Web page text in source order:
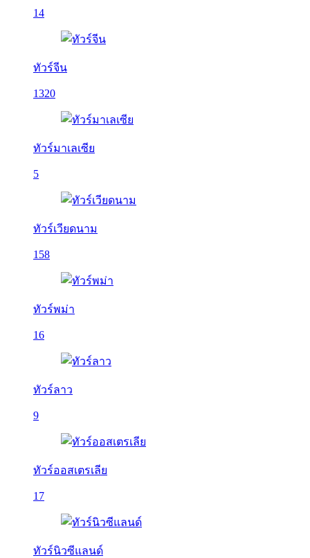
14
ทัวร์จีน
1320
ทัวร์มาเลเซีย
5
ทัวร์เวียดนาม
158
ทัวร์พม่า
16
ทัวร์ลาว
9
ทัวร์ออสเตรเลีย
17
ทัวร์นิวซีแลนด์